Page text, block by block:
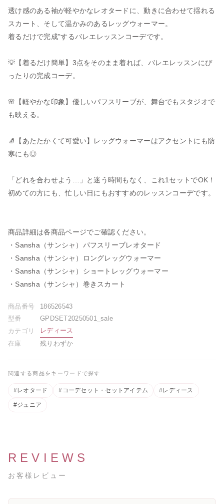
ゼント]バレ
[A4カレンダープレゼント]サタ
ネラ
2026.05.01
透け感のある袖が軽やかなレオタードに、動きに合わせて揺れる
スカート、そして温かみのあるレッグウォーマー。
着るだけで完成”するバレエレッスンコーデです。
💡【着るだけ簡単】3点をそのまま着れば、バレエレッスンにぴ
ったりの完成コーデ。
🌸【軽やかな印象】優しいパフスリーブが、舞台でもスタジオで
も映える。
🧦【あたたかくて可愛い】レッグウォーマーはアクセントにも防
寒にも◎
「どれを合わせよう…」と迷う時間もなく、これ1セットでOK！
初めての方にも、忙しい日にもおすすめのレッスンコーデです。
商品詳細は各商品ページでご確認ください。
・ Sansha（サンシャ）パフスリーブレオタード
・ Sansha（サンシャ）ロングレッグウォーマー
・ Sansha（サンシャ）ショートレッグウォーマー
・ Sansha（サンシャ）巻きスカート
商品番号
186526543
型番
GPDSET20250501_sale
カテゴリ
レディース
在庫
残りわずか
関連する商品をキーワードで探す
#レオタード #コーデセット・セットアイテム #レディース
#ジュニア
REVIEWS
お客様レビュー